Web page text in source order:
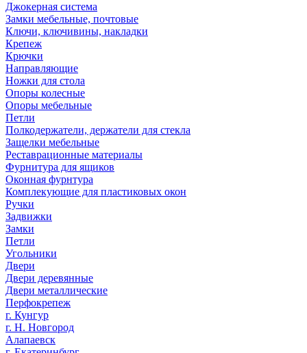
Джокерная система
Замки мебельные, почтовые
Ключи, ключивины, накладки
Крепеж
Крючки
Направляющие
Ножки для стола
Опоры колесные
Опоры мебельные
Петли
Полкодержатели, держатели для стекла
Защелки мебельные
Реставрационные материалы
Фурнитура для ящиков
Оконная фурнтура
Комплекующие для пластиковых окон
Ручки
Задвижки
Замки
Петли
Угольники
Двери
Двери деревянные
Двери металлические
Перфокрепеж
г. Кунгур
г. Н. Новгород
Алапаевск